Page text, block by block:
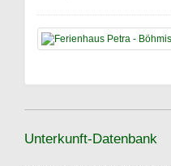
Unterkunft-Datenbank